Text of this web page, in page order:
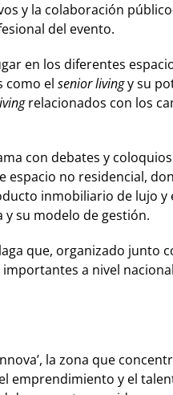
y la colaboración
del evento.
en los diferentes
como el senior livingy su
relacionados con los
con debates y
espacio no residencial,
inmobiliario de lujo y
su modelo de gestión.
que, organizado junto
a nivel
la zona que
emprendimiento y el